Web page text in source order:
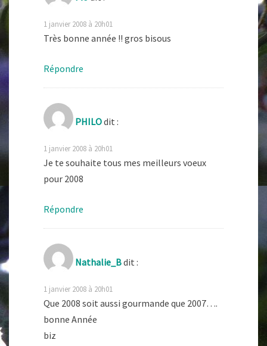
1 janvier 2008 à 20h01
Très bonne année !! gros bisous
Répondre
PHILOdit :
1 janvier 2008 à 20h01
Je te souhaite tous mes meilleurs voeux
pour 2008
Répondre
Nathalie_Bdit :
1 janvier 2008 à 20h01
Que 2008 soit aussi gourmande que 2007….
bonne Année
biz